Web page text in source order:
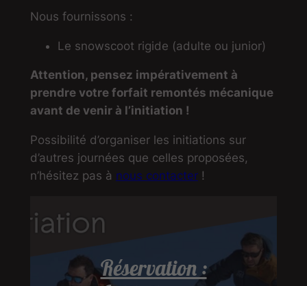
Nous fournissons :
Le snowscoot rigide (adulte ou junior)
Attention, pensez impérativement à
prendre votre forfait remontés mécanique
avant de venir à l’initiation !
Possibilité d’organiser les initiations sur
d’autres journées que celles proposées,
n’hésitez pas à nous contacter!
Réservation :